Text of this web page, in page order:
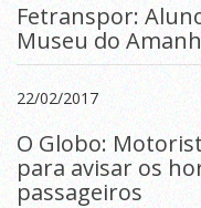
Fetranspor:
Museu do
22/02/2017
O Globo:
para avisar os
passageiros